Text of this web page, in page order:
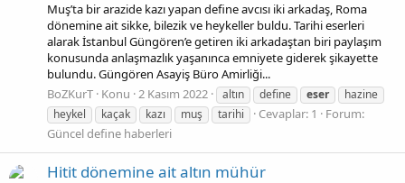
Muş’ta bir arazide kazı yapan define avcısı iki arkadaş, Roma
dönemine ait sikke, bilezik ve heykeller buldu. Tarihi eserleri
alarak İstanbul Güngören’e getiren iki arkadaştan biri paylaşım
konusunda anlaşmazlık yaşanınca emniyete giderek şikayette
bulundu. Güngören Asayiş Büro Amirliği...
BoZKurT Konu 2 Kasım 2022 altın define eser
hazine
heykel
kaçak kazı muş tarihi Cevaplar: 1
Forum:
Güncel define haberleri
Hitit dönemine ait altın mühür